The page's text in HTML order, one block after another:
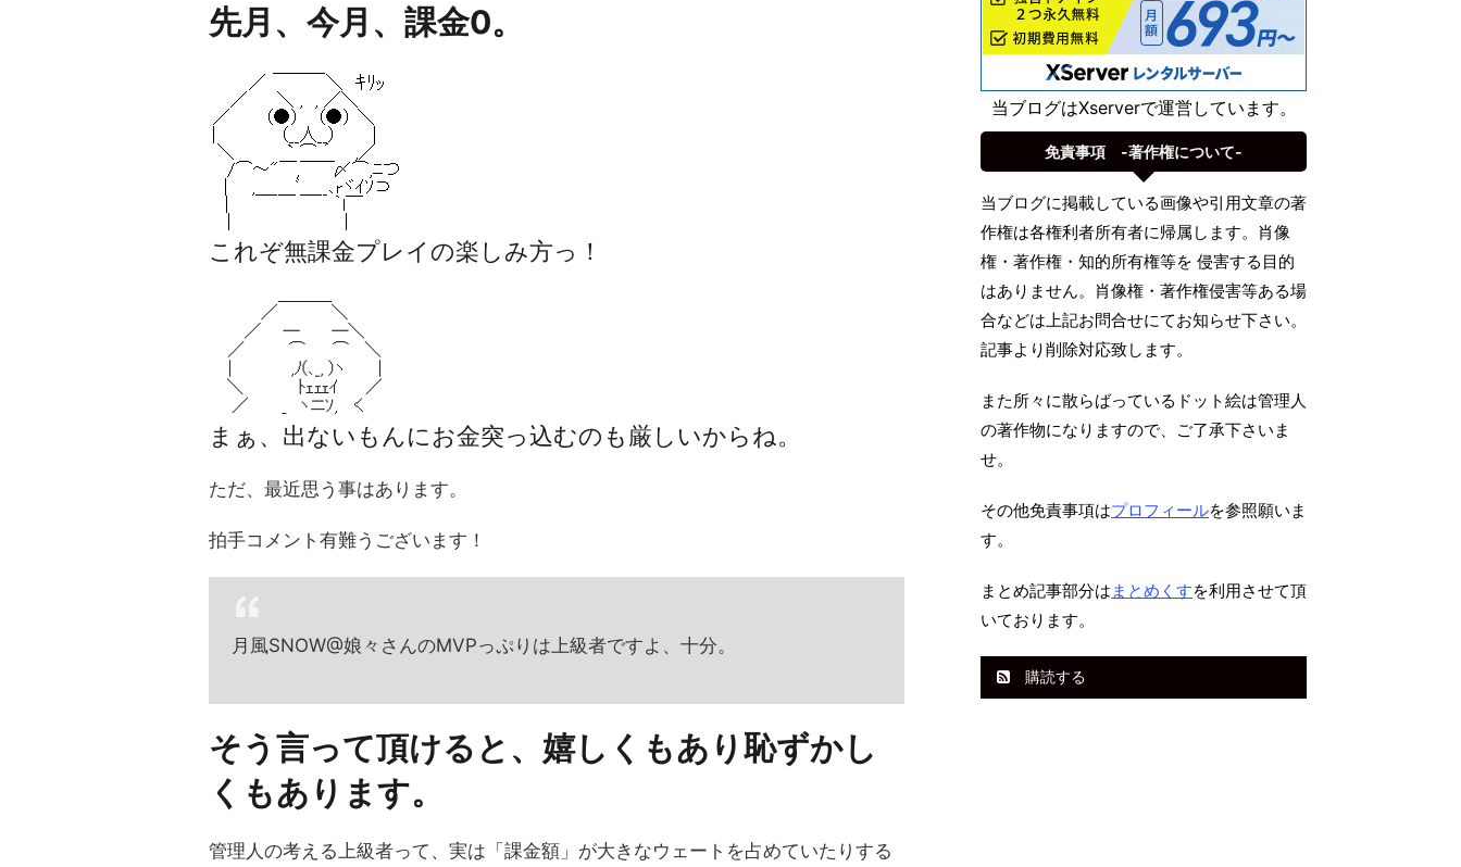
先月、今月、課金0。
これぞ無課金プレイの楽しみ方っ！
まぁ、出ないもんにお金突っ込むのも厳しいからね。
ただ、最近思う事はあります。
拍手コメント有難うございます！
月風SNOW@娘々さんのMVPっぷりは上級者ですよ、十分。
そう言って頂けると、嬉しくもあり恥ずかし
くもあります。
管理人の考える上級者って、実は「課金額」が大きなウェートを占めていたりする
当ブログはXserverで運営しています。
免責事項 -著作権について-
当ブログに掲載している画像や引用文章の著
作権は各権利者所有者に帰属します。肖像
権・著作権・知的所有権等を 侵害する目的
はありません。肖像権・著作権侵害等ある場
合などは上記お問合せにてお知らせ下さい。
記事より削除対応致します。
また所々に散らばっているドット絵は管理人
の著作物になりますので、ご了承下さいま
せ。
その他免責事項はプロフィールを参照願いま
す。
まとめ記事部分は まとめくすを利用させて頂
いております。
購読する